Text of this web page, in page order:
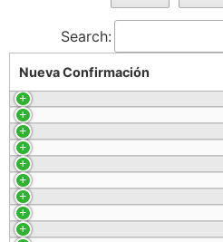
Search:
Nueva Confirmación
Nueva Confirmación